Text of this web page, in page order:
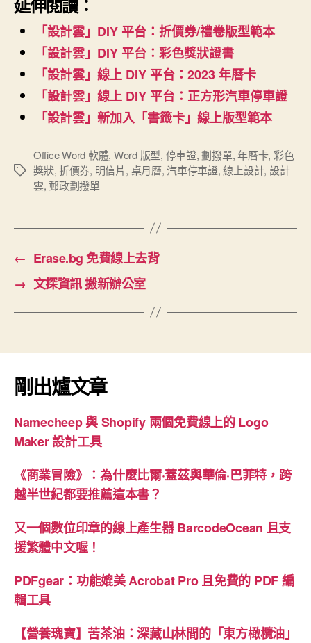
「設計雲」DIY 平台：折價券/禮卷版型範本
「設計雲」DIY 平台：彩色獎狀證書
「設計雲」線上 DIY 平台：2023 年曆卡
「設計雲」線上 DIY 平台：正方形汽車停車證
「設計雲」新加入「書籤卡」線上版型範本
標
Office Word 軟體, Word 版型, 停車證,劃撥單,年曆卡, 彩色
獎狀,折價券, 明信片, 桌月曆,汽車停車證,線上設計, 設計
雲,郵政劃撥單
← Erase.bg 免費線上去背
→ 文探資訊 搬新辦公室
剛出爐文章
Namecheep 與 Shopify 兩個免費線上的 Logo
Maker 設計工具
《商業冒險》：為什麼比爾·蓋茲與華倫·巴菲特，跨
越半世紀都要推薦這本書？
又一個數位印章的線上產生器 BarcodeOcean 且支
援繁體中文喔！
PDFgear：功能媲美 Acrobat Pro 且免費的 PDF 編
輯工具
【營養瑰寶】苦茶油：深藏山林間的「東方橄欖油」